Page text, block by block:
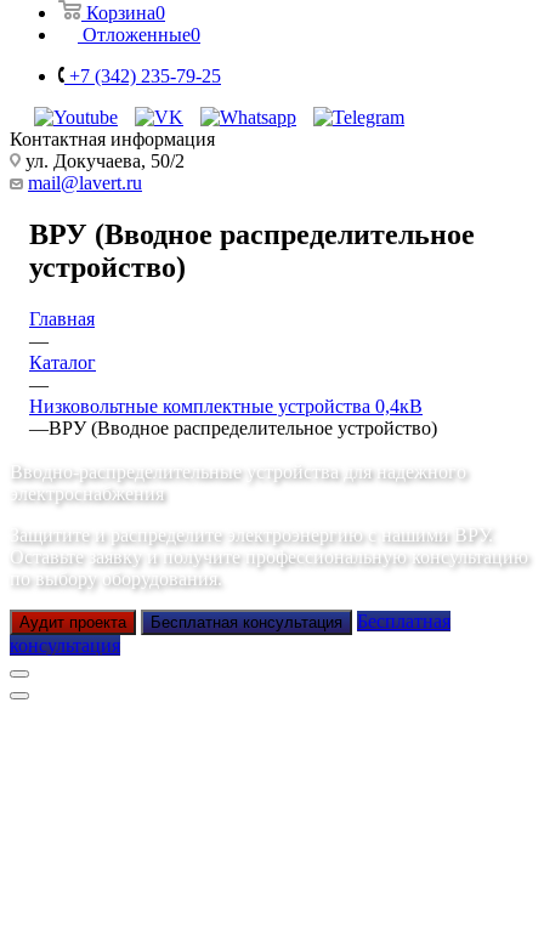
Корзина0
Отложенные0
+7 (342) 235-79-25
Контактная информация
ул. Докучаева, 50/2
mail@lavert.ru
ВРУ (Вводное распределительное
устройство)
Главная
—
Каталог
—
Низковольтные комплектные устройства 0,4кВ
—ВРУ (Вводное распределительное устройство)
Вводно-распределительные устройства для надежного
электроснабжения
Защитите и распределите электроэнергию с нашими ВРУ.
Оставьте заявку и получите профессиональную консультацию
по выбору оборудования.
Аудит проекта Бесплатная консультация
Бесплатная
консультация